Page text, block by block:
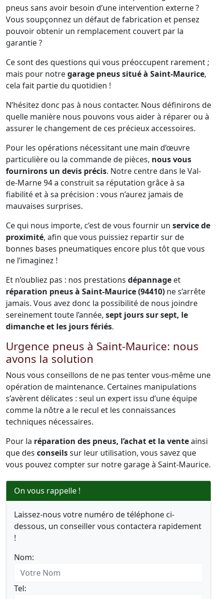
pneus sans avoir besoin d’une intervention externe ?
Vous soupçonnez un défaut de fabrication et pensez
pouvoir obtenir un remplacement couvert par la
garantie ?
Ce sont des questions qui vous préoccupent rarement ;
mais pour notregarage pneus situé à Saint-Maurice,
cela fait partie du quotidien !
N’hésitez donc pas à nous contacter. Nous définirons de
quelle manière nous pouvons vous aider à réparer ou à
assurer le changement de ces précieux accessoires.
Pour les opérations nécessitant une main d’œuvre
particulière ou la commande de pièces, nous vous
fournirons un devis précis. Notre centre dans le Val-
de-Marne 94 a construit sa réputation grâce à sa
fiabilité et à sa précision : vous n’aurez jamais de
mauvaises surprises.
Ce qui nous importe, c’est de vous fournir un service de
proximité, afin que vous puissiez repartir sur de
bonnes bases pneumatiques encore plus tôt que vous
ne l’imaginez !
Et n’oubliez pas : nos prestations dépannage et
réparation pneus à Saint-Maurice (94410) ne s’arrête
jamais. Vous avez donc la possibilité de nous joindre
sereinement toute l’année, sept jours sur sept, le
dimanche et les jours fériés.
Urgence pneus à Saint-Maurice: nous
avons la solution
Nous vous conseillons de ne pas tenter vous-même une
opération de maintenance. Certaines manipulations
s’avèrent délicates : seul un expert issu d’une équipe
comme la nôtre a le recul et les connaissances
techniques nécessaires.
Pour la réparation des pneus, l’achat et la venteainsi
que des conseilssur leur utilisation, vous savez que
vous pouvez compter sur notre garage à Saint-Maurice.
On vous rappelle !
Laissez-nous votre numéro de téléphone ci-
dessous, un conseiller vous contactera rapidement
!
Nom:
Tel: